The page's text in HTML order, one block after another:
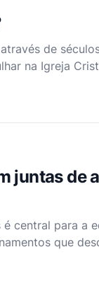
de
na Igreja
juntas de
central para a
que